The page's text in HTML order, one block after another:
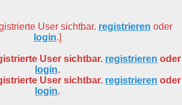
User sichtbar. registrieren oder
login.]
User sichtbar. registrieren oder
login.
User sichtbar. registrieren oder
login.